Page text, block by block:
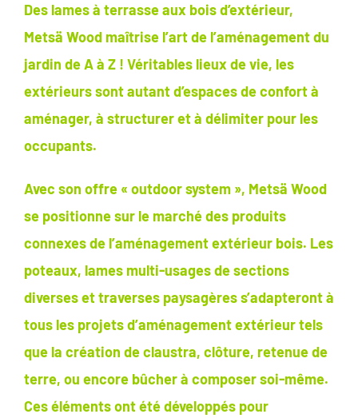
Des lames à terrasse aux bois d’extérieur,
Metsä Wood maîtrise l’art de l’aménagement du
jardin de A à Z ! Véritables lieux de vie, les
extérieurs sont autant d’espaces de confort à
aménager, à structurer et à délimiter pour les
occupants.
Avec son offre « outdoor system », Metsä Wood
se positionne sur le marché des produits
connexes de l’aménagement extérieur bois. Les
poteaux, lames multi-usages de sections
diverses et traverses paysagères s’adapteront à
tous les projets d’aménagement extérieur tels
que la création de claustra, clôture, retenue de
terre, ou encore bûcher à composer soi-même.
Ces éléments ont été développés pour